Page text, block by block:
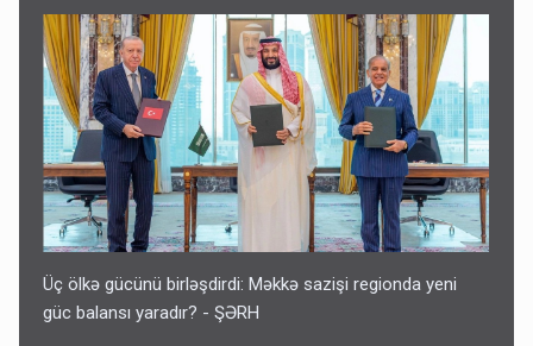
Üç ölkə gücünü birləşdirdi: Məkkə sazişi regionda yeni
güc balansı yaradır? - ŞƏRH